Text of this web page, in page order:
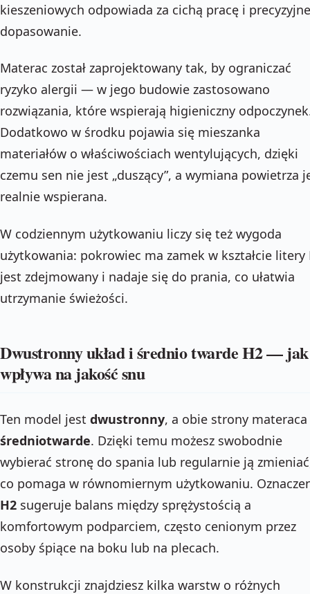
kieszeniowych odpowiada za cichą pracę i precyzyjne
dopasowanie.
Materac został zaprojektowany tak, by ograniczać
ryzyko alergii — w jego budowie zastosowano
rozwiązania, które wspierają higieniczny
Dodatkowo w środku pojawia się mieszanka
materiałów o właściwościach wentylujących, dzięki
czemu sen nie jest „duszący”, a wymiana powietrza
realnie wspierana.
W codziennym użytkowaniu liczy się też wygoda
użytkowania: pokrowiec ma zamek w kształcie litery
jest zdejmowany i nadaje się do prania, co ułatwia
utrzymanie świeżości.
Dwustronny układ i średnio twarde H2 — jak
wpływa na jakość snu
Ten model jest dwustronny, a obie strony materaca
średniotwarde. Dzięki temu możesz swobodnie
wybierać stronę do spania lub regularnie ją
co pomaga w równomiernym użytkowaniu.
H2 sugeruje balans między sprężystością a
komfortowym podparciem, często cenionym przez
osoby śpiące na boku lub na plecach.
W konstrukcji znajdziesz kilka warstw o różnych